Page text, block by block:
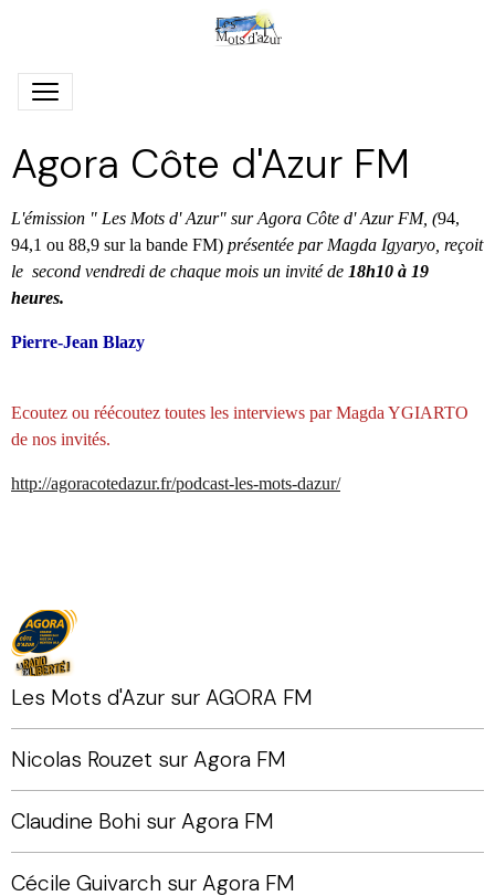
Agora Côte d'Azur FM
L'émission " Les Mots d' Azur" sur Agora Côte d' Azur FM, (94,
94,1 ou 88,9 sur la bande FM) présentée par Magda Igyaryo, reçoit
le second vendredi de chaque mois un invité de 18h10 à 19
heures.
Pierre-Jean Blazy
Ecoutez ou réécoutez toutes les interviews par Magda YGIARTO
de nos invités.
http://agoracotedazur.fr/podcast-les-mots-dazur/
Les Mots d'Azur sur AGORA FM
Nicolas Rouzet sur Agora FM
Claudine Bohi sur Agora FM
Cécile Guivarch sur Agora FM